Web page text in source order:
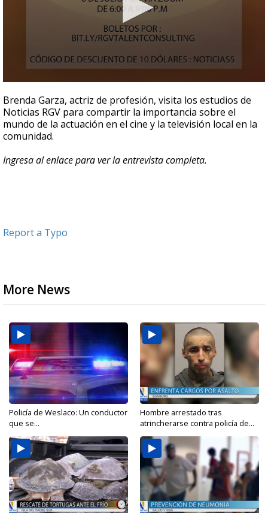
seconds
of
6
minutes,
11
Brenda Garza, actriz de profesión, visita los estudios de
Noticias RGV para compartir la importancia sobre el
mundo de la actuación en el cine y la televisión local en la
comunidad.
Ingresa al enlace para ver la entrevista completa.
Report a Typo
More News
Policía de Weslaco: Un conductor
que se...
Hombre arrestado tras
atrincherarse contra policía de...